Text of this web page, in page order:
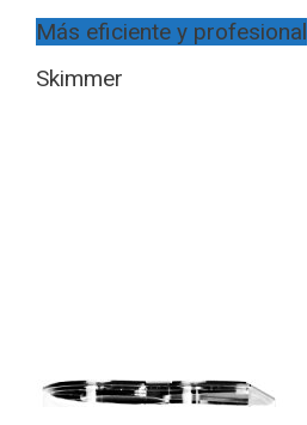
Más eficiente y profesional
Skimmer